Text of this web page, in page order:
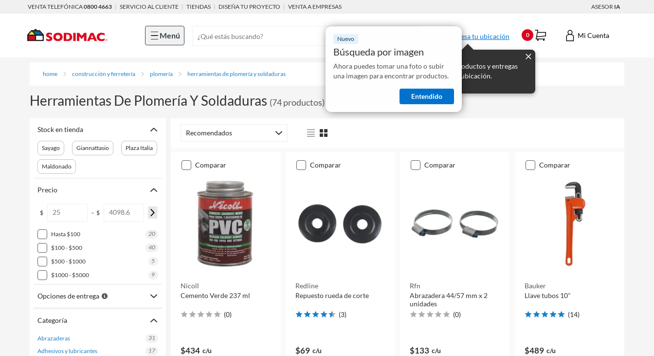
VENTA TELEFÓNICA0800 4663 | SERVICIO AL CLIENTE | TIENDAS | DISEÑA TU PROYECTO | VENTA A EMPRESAS ASESOR IA
Menú Nuevo
Búsqueda por imagen
Ahora puedes tomar una foto o subir
una imagen para encontrar productos.
Entendido
Ingresa tu ubicación
Mostraremos los productos y entregas
disponibles para tu ubicación.
0 Mi Cuenta
home construcción y ferretería plomería herramientas de plomería y soldaduras
Herramientas De Plomería Y Soldaduras (74productos)
Stock en tienda
Sayago Giannattasio Plaza Italia
Maldonado
Precio
$ - $
hasta $100
20
$100 - $500
40
$500 - $1000
5
$1000 - $5000
9
Opciones de entrega
Categoría
abrazaderas
31
adhesivos y lubricantes
17
Recomendados
comparar
Nicoll
Cemento Verde 237 ml
(0)
$434 c/u
comparar
Redline
Repuesto rueda de corte
(3)
$69 c/u
comparar
Rfn
Abrazadera 44/57 mm x 2
unidades
(0)
$133 c/u
comparar
Bauker
Llave tubos 10"
(14)
$489 c/u